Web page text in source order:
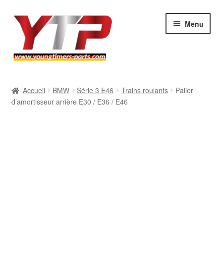
Aller
navigation
Aller
contenu
Menu
BMW
Accueil BMW Série 3 E46 Trains roulants
Palier
d’amortisseur arrière E30 / E36 / E46